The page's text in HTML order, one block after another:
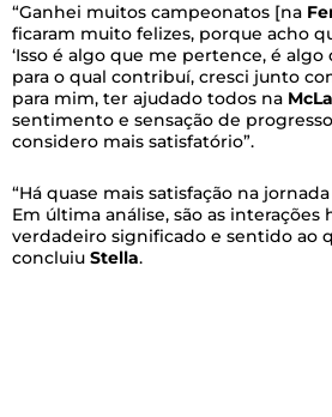
“Ganhei muitos campeonatos [na
ficaram muito felizes, porque acho
‘Isso é algo que me pertence, é
para o qual contribuí, cresci junto
para mim, ter ajudado todos na
sentimento e sensação de
considero mais satisfatório”.
“Há quase mais satisfação na
Em última análise, são as interações
verdadeiro significado e sentido ao
concluiu Stella.